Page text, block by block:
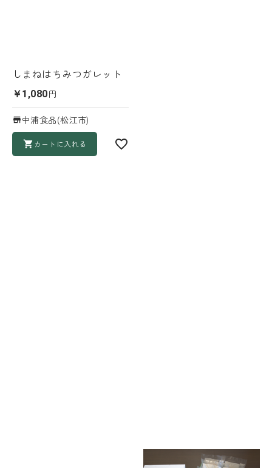
しまねはちみつガレット
￥1,080円
中浦食品(松江市)
カートに入れる